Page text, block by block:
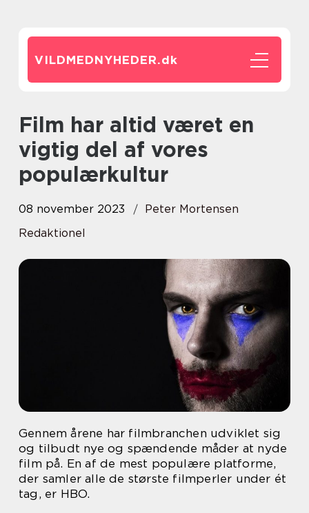
VILDMEDNYHEDER.dk
Film har altid været en
vigtig del af vores
populærkultur
08 november 2023
Peter Mortensen
Redaktionel
Gennem årene har filmbranchen udviklet sig
og tilbudt nye og spændende måder at nyde
film på. En af de mest populære platforme,
der samler alle de største filmperler under ét
tag, er HBO.